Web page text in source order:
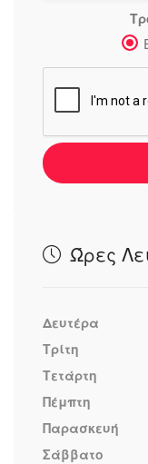
Ώρες
Δευτέρα
Τρίτη
Τετάρτη
Πέμπτη
Παρασκευή
Σάββατο